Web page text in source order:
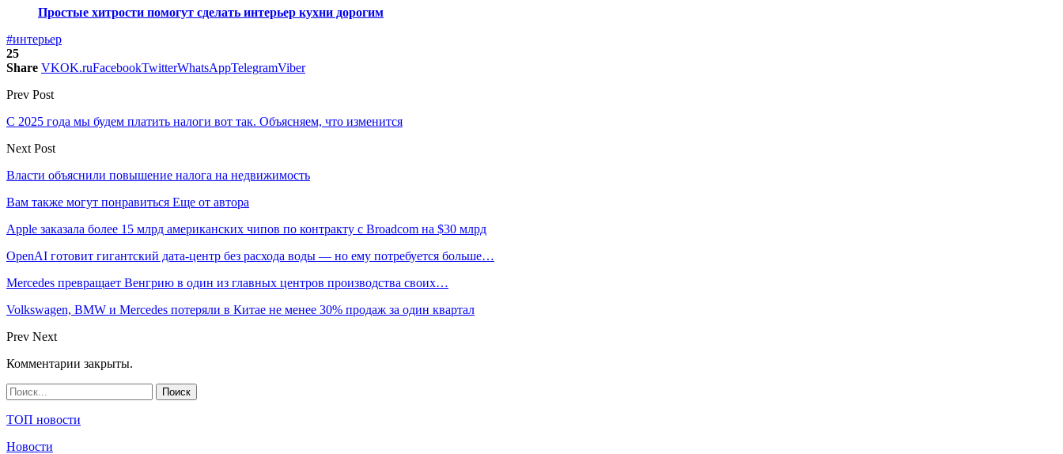
Простые хитрости помогут сделать интерьер кухни дорогим
#интерьер
25
Share VKOK.ruFacebookTwitterWhatsAppTelegramViber
Prev Post
С 2025 года мы будем платить налоги вот так. Объясняем, что изменится
Next Post
Власти объяснили повышение налога на недвижимость
Вам также могут понравиться Еще от автора
Apple заказала более 15 млрд американских чипов по контракту с Broadcom на $30 млрд
OpenAI готовит гигантский дата-центр без расхода воды — но ему потребуется больше…
Mercedes превращает Венгрию в один из главных центров производства своих…
Volkswagen, BMW и Mercedes потеряли в Китае не менее 30% продаж за один квартал
Prev Next
Комментарии закрыты.
ТОП новости
Новости